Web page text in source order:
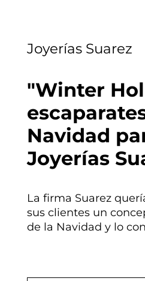
Joyerías Suarez
"Winter
Navidad
Joyerías
La firma Suarez
sus clientes un
de la Navidad y lo